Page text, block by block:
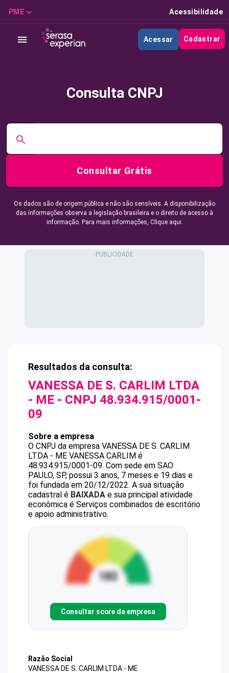
PME Acessibilidade
Acessar Cadastrar
Consulta CNPJ
Consultar Grátis
Os dados são de origem pública e não são sensíveis. A disponibilização
das informações observa a legislação brasileira e o direito de acesso à
informação. Para mais informações, Clique aqui.
Resultados da consulta:
VANESSA DE S. CARLIM LTDA
- ME - CNPJ 48.934.915/0001-
09
Sobre a empresa
O CNPJ da empresa VANESSA DE S. CARLIM
LTDA - ME VANESSA CARLIM é
48.934.915/0001-09. Com sede em SAO
PAULO, SP, possui 3 anos, 7 meses e 19 dias e
foi fundada em 20/12/2022. A sua situação
cadastral é BAIXADA e sua principal atividade
econômica é Serviços combinados de escritório
e apoio administrativo.
Consultar score da empresa
Razão Social
VANESSA DE S. CARLIM LTDA - ME